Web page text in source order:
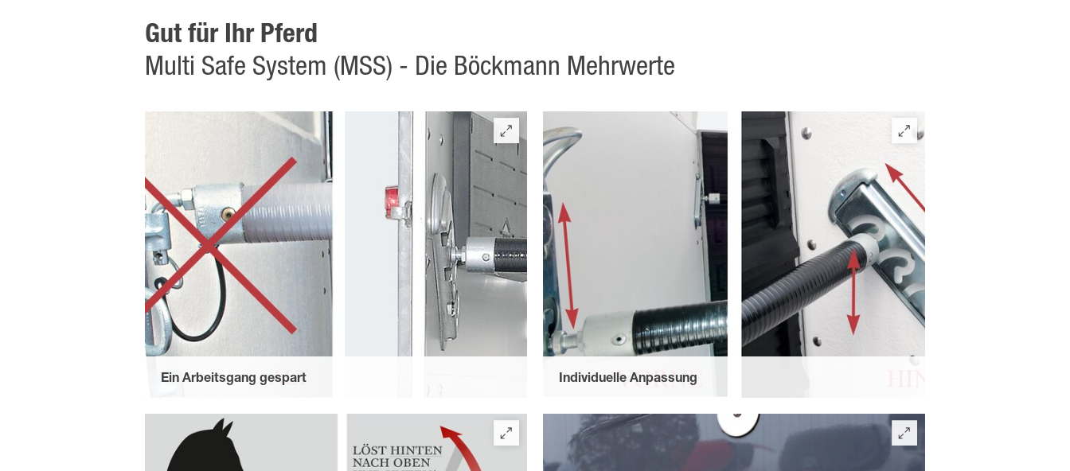
Gut für Ihr Pferd
Multi Safe System (MSS) - Die Böckmann Mehrwerte
Ein Arbeitsgang gespart
sich u. a. der Pferdeschweif nicht darin verfangen. Die alte
Ausführung ist auf Wunsch bei durchgehender Boxenstange
erhältlich.
Individuelle Anpassung
längenverstellbare Boxenstangen.